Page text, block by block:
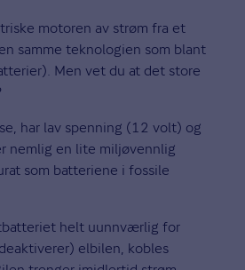
motoren av strøm fra et
samme teknologien som blant
Men vet du at det store
har lav spenning (12 volt) og
nemlig en lite miljøvennlig
som batteriene i fossile
helt uunnværlig for
elbilen, kobles